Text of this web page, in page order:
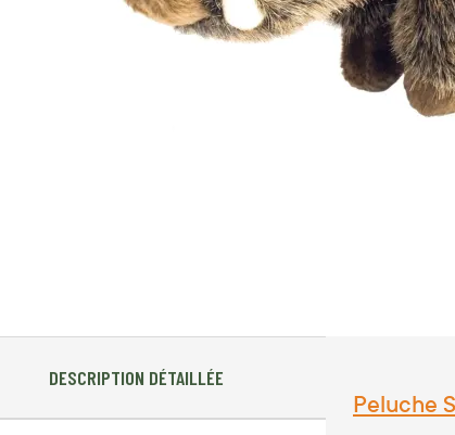
DESCRIPTION DÉTAILLÉE
Peluche